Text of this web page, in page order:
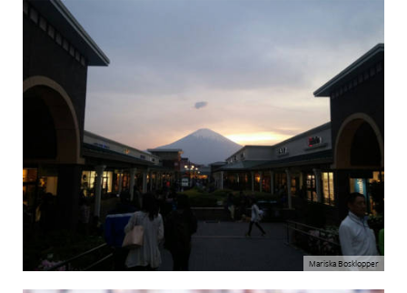
Mariska Bosklopper